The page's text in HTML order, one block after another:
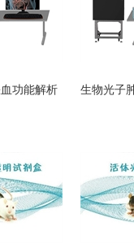
功能解析
生物光子